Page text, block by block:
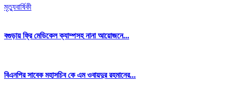
মৃত্যুবার্ষিকী
বগুড়ায় ফ্রি মেডিকেল ক্যাম্পসহ নানা আয়োজনে...
বিএনপির সাবেক মহাসচিব কে এম ওবায়দুর রহমানের...